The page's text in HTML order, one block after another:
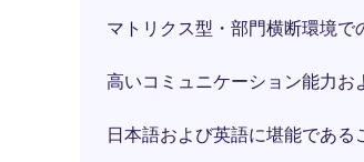
マトリクス型・部門横断環境
高いコミュニケーション能力お
日本語および英語に堪能である